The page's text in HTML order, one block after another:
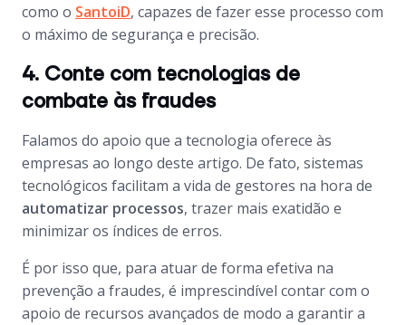
como o SantoiD, capazes de fazer esse processo com
o máximo de segurança e precisão.
4. Conte com tecnologias de
combate às fraudes
Falamos do apoio que a tecnologia oferece às
empresas ao longo deste artigo. De fato, sistemas
tecnológicos facilitam a vida de gestores na hora de
automatizar processos, trazer mais exatidão e
minimizar os índices de erros.
É por isso que, para atuar de forma efetiva na
prevenção a fraudes, é imprescindível contar com o
apoio de recursos avançados de modo a garantir a